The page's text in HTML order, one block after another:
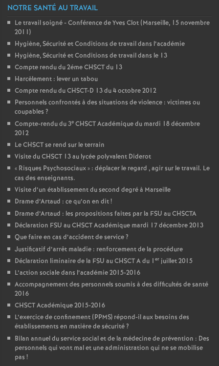
NOTRE SANTÉ AU TRAVAIL
Le travail soigné - Conférence de Yves Clot (Marseille, 15 novembre
2011)
Hygiène, Sécurité et Conditions de travail dans l’académie
Hygiène, Sécurité et Conditions de travail dans le 13
Compte rendu du 2éme CHSCT du 13
Harcèlement : lever un tabou
Compte rendu du CHSCT-D 13 du 4 octobre 2012
Personnels confrontés à des situations de violence : victimes ou
coupables ?
Compte-rendu du 3e CHSCT Académique du mardi 18 décembre
2012
Le CHSCT se rend sur le terrain
Visite du CHSCT 13 au lycée polyvalent Diderot
« Risques Psychosociaux» : déplacer le regard , agir sur le travail. Le
cas des enseignants.
Visite d’un établissement du second degré à Marseille
Drame d’Artaud : ce qu’on en dit!
Drame d’Artaud : les propositions faites par la FSU au CHSCTA
Déclaration FSU au CHSCT Académique mardi 17 décembre 2013
Que faire en cas d’accident de service?
Justificatif d’arrêt maladie : renforcement de la procédure
Déclaration liminaire de la FSU au CHSCT A du 1 er juillet 2015
L’action sociale dans l’académie 2015-2016
Accompagnement des personnels soumis à des difficultés de santé
2016
CHSCT Académique 2015-2016
L’exercice de confinement (PPMS) répond-il aux besoins des
établissements en matière de sécurité?
Bilan annuel du service social et de la médecine de prévention : Des
personnels qui vont mal et une administration qui ne se mobilise
pas !